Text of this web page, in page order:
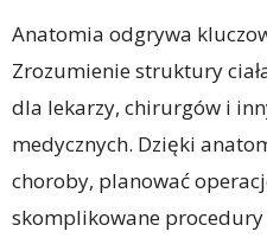
Anatomia odgrywa
Zrozumienie struktury
dla lekarzy, chirurgów i
medycznych. Dzięki
choroby, planować
skomplikowane procedury